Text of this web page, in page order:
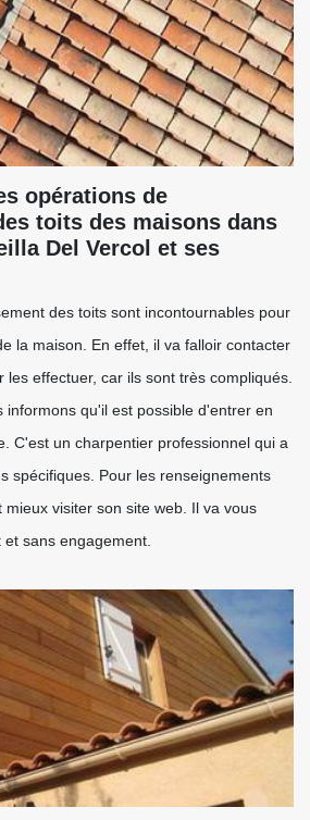
opérations de
toits des maisons dans
Del Vercol et ses
des toits sont incontournables pour
la maison. En effet, il va falloir contacter
effectuer, car ils sont très compliqués.
informons qu'il est possible d'entrer en
C'est un charpentier professionnel qui a
spécifiques. Pour les renseignements
visiter son site web. Il va vous
sans engagement.